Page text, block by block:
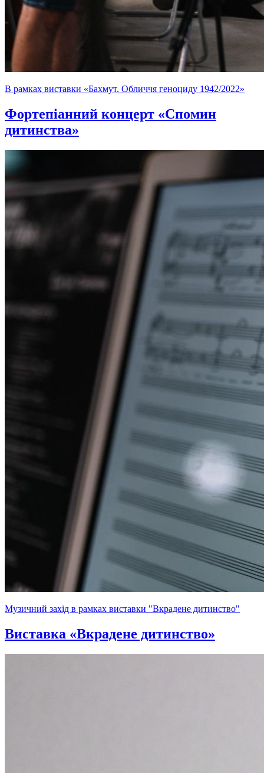
В рамках виставки «Бахмут. Обличчя геноциду 1942/2022»
Фортепіанний концерт «Спомин
дитинства»
Музичний захід в рамках виставки "Вкрадене дитинство"
Виставка «Вкрадене дитинство»